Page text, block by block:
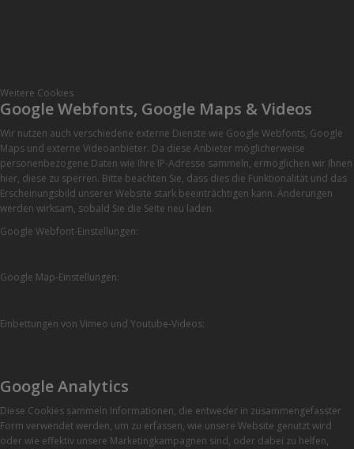
Weitere Cookies
Google Webfonts, Google Maps & Videos
Wir nutzen auch verschiedene externe Dienste wie Google Webfonts, Google
Maps und externe Videoanbieter. Da diese Anbieter möglicherweise
personenbezogene Daten wie Ihre IP-Adresse sammeln, ermöglichen wir Ihnen
hier, diese zu sperren. Bitte beachten Sie, dass dies die Funktionalität und das
Erscheinungsbild unserer Website stark beeinträchtigen kann. Änderungen
werden wirksam, sobald Sie die Seite neu laden.
Google Webfont-Einstellungen:
Google Map-Einstellungen:
Einbettungen von Vimeo und Youtube-Videos:
Google Analytics
Diese Cookies sammeln Informationen, die entweder in zusammengefasster
Form verwendet werden, um zu erfassen, wie unsere Website genutzt wird
oder wie effektiv unsere Marketingkampagnen sind, oder dabei zu helfen,